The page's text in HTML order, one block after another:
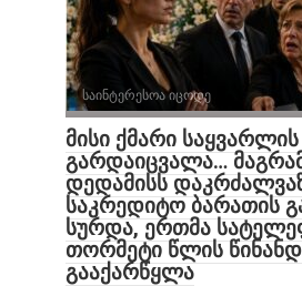
საინტერესოა იცოდე
მისი ქმარი
გარდაიცვალა…
დედამისს
საკრედიტო ბარათის
სურდა, ერთმა
თორმეტი წლის
გააქარწყლა